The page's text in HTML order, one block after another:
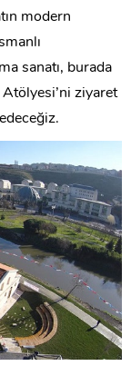
modern
sanatı, burada
ziyaret